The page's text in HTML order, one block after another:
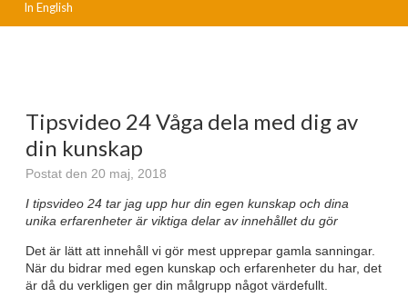
In English
Tipsvideo 24 Våga dela med dig av
din kunskap
Postat den 20 maj, 2018
I tipsvideo 24 tar jag upp hur din egen kunskap och dina
unika erfarenheter är viktiga delar av innehållet du gör
Det är lätt att innehåll vi gör mest upprepar gamla sanningar.
När du bidrar med egen kunskap och erfarenheter du har, det
är då du verkligen ger din målgrupp något värdefullt.